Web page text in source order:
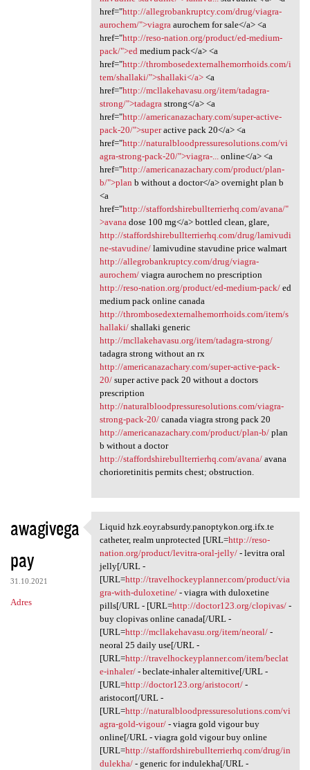
href="http://allegrobankruptcy.com/drug/viagra-
aurochem/">viagraaurochem for sale</a> <a
href="http://reso-nation.org/product/ed-medium-
pack/">edmedium pack</a> <a
href="http://thrombosedexternalhemorrhoids.com/i
tem/shallaki/">shallaki</a><a
href="http://mcllakehavasu.org/item/tadagra-
strong/">tadagrastrong</a> <a
href="http://americanazachary.com/super-active-
pack-20/">superactive pack 20</a> <a
href="http://naturalbloodpressuresolutions.com/vi
agra-strong-pack-20/">viagra-...online</a> <a
href="http://americanazachary.com/product/plan-
b/">plan b without a doctor</a> overnight plan b
<a
href="http://staffordshirebullterrierhq.com/avana/"
>avanadose 100 mg</a> bottled clean, glare,
http://staffordshirebullterrierhq.com/drug/lamivudi
ne-stavudine/lamivudine stavudine price walmart
http://allegrobankruptcy.com/drug/viagra-
aurochem/viagra aurochem no prescription
http://reso-nation.org/product/ed-medium-pack/ed
medium pack online canada
http://thrombosedexternalhemorrhoids.com/item/s
hallaki/shallaki generic
http://mcllakehavasu.org/item/tadagra-strong/
tadagra strong without an rx
http://americanazachary.com/super-active-pack-
20/super active pack 20 without a doctors
prescription
http://naturalbloodpressuresolutions.com/viagra-
strong-pack-20/canada viagra strong pack 20
http://americanazachary.com/product/plan-b/plan
b without a doctor
http://staffordshirebullterrierhq.com/avana/avana
chorioretinitis permits chest; obstruction.
awagivega
pay
31.10.2021
Adres
Liquid hzk.eoyr.absurdy
Liquid hzk.eoyr.absurdy.panoptykon.org.ifx.te
catheter, realm unprotected [URL=http://reso-
nation.org/product/levitra-oral-jelly/- levitra oral
jelly[/URL -
[URL=http://travelhockeyplanner.com/product/via
gra-with-duloxetine/- viagra with duloxetine
pills[/URL - [URL=http://doctor123.org/clopivas/-
buy clopivas online canada[/URL -
[URL=http://mcllakehavasu.org/item/neoral/-
neoral 25 daily use[/URL -
[URL=http://travelhockeyplanner.com/item/beclat
e-inhaler/- beclate-inhaler alternitive[/URL -
[URL=http://doctor123.org/aristocort/-
aristocort[/URL -
[URL=http://naturalbloodpressuresolutions.com/vi
agra-gold-vigour/- viagra gold vigour buy
online[/URL - viagra gold vigour buy online
[URL=http://staffordshirebullterrierhq.com/drug/in
dulekha/- generic for indulekha[/URL -